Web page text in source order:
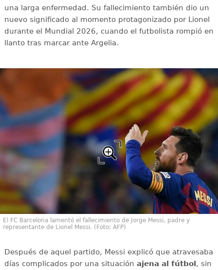
una larga enfermedad. Su fallecimiento también dio un
nuevo significado al momento protagonizado por Lionel
durante el Mundial 2026, cuando el futbolista rompió en
llanto tras marcar ante Argelia.
El FC Barcelona lamentó el fallecimiento de Jorge Messi, padre y
representante de Lionel Messi. (Foto: AFP)
Después de aquel partido, Messi explicó que atravesaba
días complicados por una situación ajena al fútbol, sin